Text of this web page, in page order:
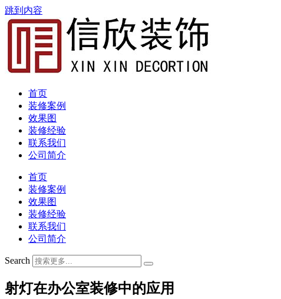
跳到内容
首页
装修案例
效果图
装修经验
联系我们
公司简介
首页
装修案例
效果图
装修经验
联系我们
公司简介
Search
射灯在办公室装修中的应用